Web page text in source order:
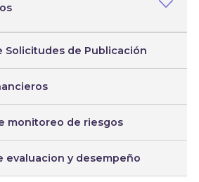
Solicitudes de Publicación
monitoreo de riesgos
evaluacion y desempeño